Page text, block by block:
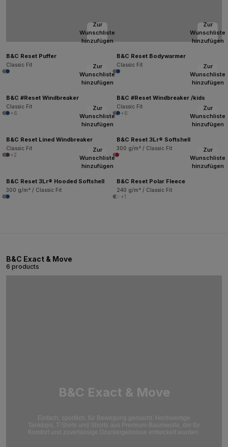
Zur
Wunschliste
hinzufügen
B&C Reset Puffer
Classic Fit
Zur
Wunschliste
hinzufügen
B&C Reset Bodywarmer
Classic Fit
Zur
Wunschliste
hinzufügen
B&C #Reset Windbreaker
Classic Fit
+6
Zur
Wunschliste
hinzufügen
B&C #Reset Windbreaker /kids
Classic Fit
+6
Zur
Wunschliste
hinzufügen
B&C Reset Lined Windbreaker
Classic Fit
+2
Zur
Wunschliste
hinzufügen
B&C Reset 3Lr® Softshell
300 g/m² / Classic Fit
Zur
Wunschliste
hinzufügen
B&C Reset 3Lr® Hooded Softshell
300 g/m² / Classic Fit
Zur
Wunschliste
hinzufügen
B&C Reset Polar Fleece
240 g/m² / Classic Fit
+1
B&C Exact & Move
6 products
B&C Exact & Move
Einfach, sportlich, für Bewegung gemacht. Hochwertige
Tanktops, T-Shirts und Shorts aus Premium-Baumwolle, die für
Komfort und zuverlässige Druckergebnisse entwickelt wurden.